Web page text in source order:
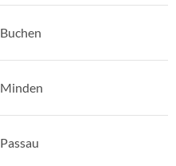
Buchen
Minden
Passau